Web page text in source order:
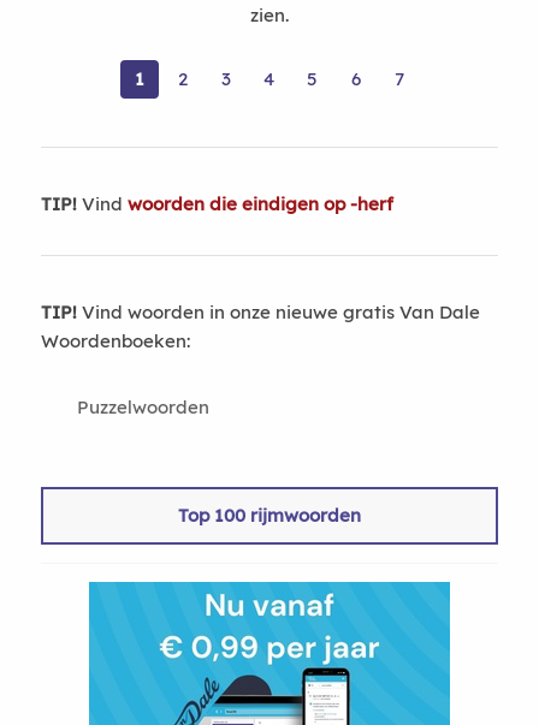
zien.
1 2 3 4 5 6 7
TIP!Vind woorden die eindigen op -herf
TIP!Vind woorden in onze nieuwe gratis Van Dale
Woordenboeken:
Puzzelwoorden
Top 100 rijmwoorden